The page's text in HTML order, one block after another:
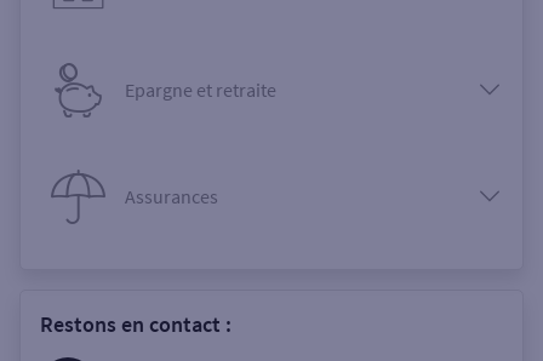
Epargne et retraite
Assurances
Restons en contact :